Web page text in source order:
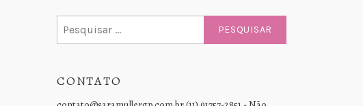
por:
CONTATO